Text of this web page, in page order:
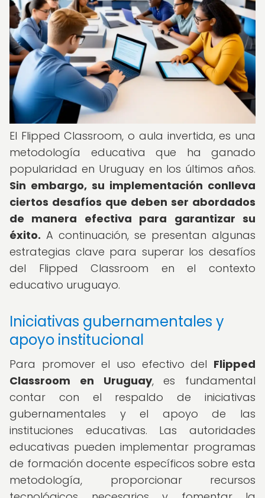
El Flipped Classroom, o aula invertida, es una
metodología educativa que ha ganado
popularidad en Uruguay en los últimos años.
Sin embargo, su implementación conlleva
ciertos desafíos que deben ser abordados
de manera efectiva para garantizar su
éxito. A continuación, se presentan algunas
estrategias clave para superar los desafíos
del Flipped Classroom en el contexto
educativo uruguayo.
Iniciativas gubernamentales y
apoyo institucional
Para promover el uso efectivo del Flipped
Classroom en Uruguay, es fundamental
contar con el respaldo de iniciativas
gubernamentales y el apoyo de las
instituciones educativas. Las autoridades
educativas pueden implementar programas
de formación docente específicos sobre esta
metodología, proporcionar recursos